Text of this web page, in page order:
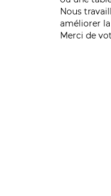
Nous
améliorer
Merci de